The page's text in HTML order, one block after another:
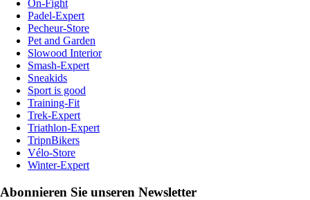
On-Fight
Padel-Expert
Pecheur-Store
Pet and Garden
Slowood Interior
Smash-Expert
Sneakids
Sport is good
Training-Fit
Trek-Expert
Triathlon-Expert
TripnBikers
Vélo-Store
Winter-Expert
Abonnieren Sie unseren Newsletter